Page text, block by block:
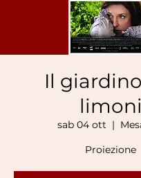
Il
limoni
sab 04 ott
  |
Proiezione